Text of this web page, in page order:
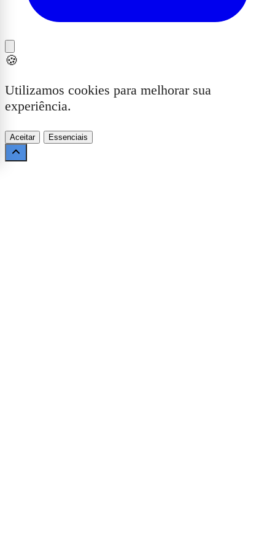
🍪
Utilizamos cookies para melhorar sua
experiência.
Aceitar Essenciais